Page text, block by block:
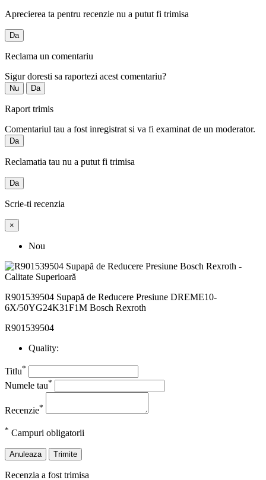
Aprecierea ta pentru recenzie nu a putut fi trimisa
Da
Reclama un comentariu
Sigur doresti sa raportezi acest comentariu?
Nu Da
Raport trimis
Comentariul tau a fost inregistrat si va fi examinat de un moderator.
Da
Reclamatia tau nu a putut fi trimisa
Da
Scrie-ti recenzia
×
Nou
R901539504 Supapă de Reducere Presiune DREME10-
6X/50YG24K31F1M Bosch Rexroth
R901539504
Quality:
Titlu*
Numele tau*
Recenzie*
* Campuri obligatorii
Anuleaza Trimite
Recenzia a fost trimisa